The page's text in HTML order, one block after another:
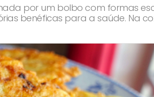
por um bolbo com formas
benéficas para a saúde. Na